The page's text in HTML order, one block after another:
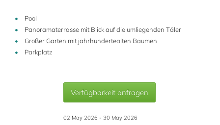
Pool
Panoramaterrasse mit Blick auf die umliegenden Täler
Großer Garten mit jahrhundertealten Bäumen
Parkplatz
Verfügbarkeit anfragen
02 May 2026 - 30 May 2026